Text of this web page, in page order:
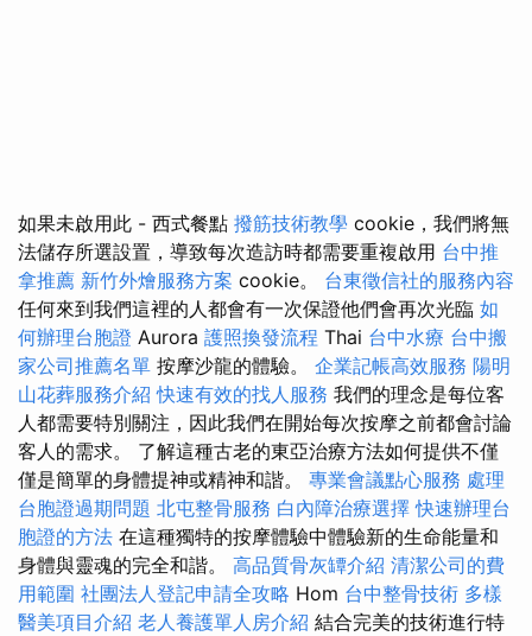
如果未啟用此 - 西式餐點 撥筋技術教學 cookie，我們將無
法儲存所選設置，導致每次造訪時都需要重複啟用 台中推
拿推薦 新竹外燴服務方案 cookie。 台東徵信社的服務內容
任何來到我們這裡的人都會有一次保證他們會再次光臨 如
何辦理台胞證 Aurora 護照換發流程 Thai 台中水療 台中搬
家公司推薦名單 按摩沙龍的體驗。 企業記帳高效服務 陽明
山花葬服務介紹 快速有效的找人服務 我們的理念是每位客
人都需要特別關注，因此我們在開始每次按摩之前都會討論
客人的需求。 了解這種古老的東亞治療方法如何提供不僅
僅是簡單的身體提神或精神和諧。 專業會議點心服務 處理
台胞證過期問題 北屯整骨服務 白內障治療選擇 快速辦理台
胞證的方法 在這種獨特的按摩體驗中體驗新的生命能量和
身體與靈魂的完全和諧。 高品質骨灰罈介紹 清潔公司的費
用範圍 社團法人登記申請全攻略 Hom 台中整骨技術 多樣
醫美項目介紹 老人養護單人房介紹 結合完美的技術進行特